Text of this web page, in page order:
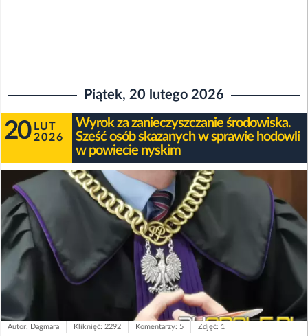
Piątek, 20 lutego 2026
20 LUT
2026
Wyrok za zanieczyszczanie środowiska.
Sześć osób skazanych w sprawie hodowli
w powiecie nyskim
Autor: Dagmara Kliknięć: 2292 Komentarzy: 5 Zdjęć: 1